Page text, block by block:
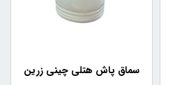
سماق پاش هتلی چینی زرین